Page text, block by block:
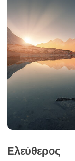
Ελεύθερος